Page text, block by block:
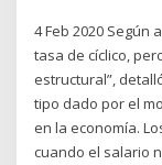
4 Feb 2020
tasa de cíclico,
estructural”,
tipo dado por el
en la economía.
cuando el salario